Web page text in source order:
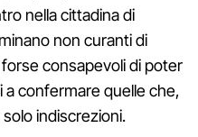
nella cittadina di
non curanti di
consapevoli di poter
confermare quelle che,
indiscrezioni.